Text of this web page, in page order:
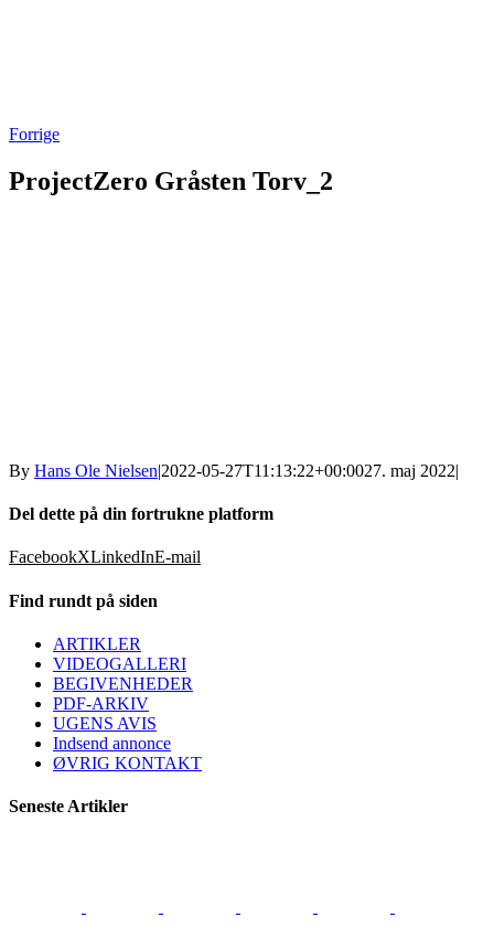
Forrige
ProjectZero Gråsten Torv_2
By Hans Ole Nielsen|2022-05-27T11:13:22+00:0027. maj 2022|
Del dette på din fortrukne platform
FacebookXLinkedInE-mail
Find rundt på siden
ARTIKLER
VIDEOGALLERI
BEGIVENHEDER
PDF-ARKIV
UGENS AVIS
Indsend annonce
ØVRIG KONTAKT
Seneste Artikler